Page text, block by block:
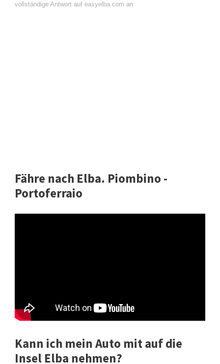
vollständige Antwort auf easyelba.com an
Fähre nach Elba. Piombino -
Portoferraio
Kann ich mein Auto mit auf die
Insel Elba nehmen?